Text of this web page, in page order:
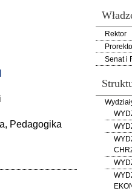
Pedagogika
Rektor
Senat i